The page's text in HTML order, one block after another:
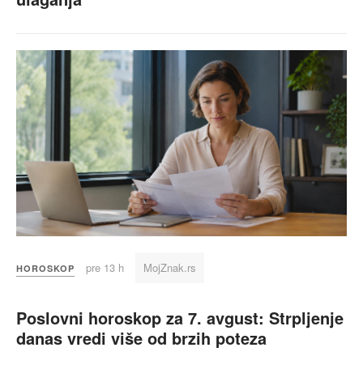
HOROSKOP pre 13 h MojZnak.rs
Poslovni horoskop za 7. avgust: Strpljenje
danas vredi više od brzih poteza